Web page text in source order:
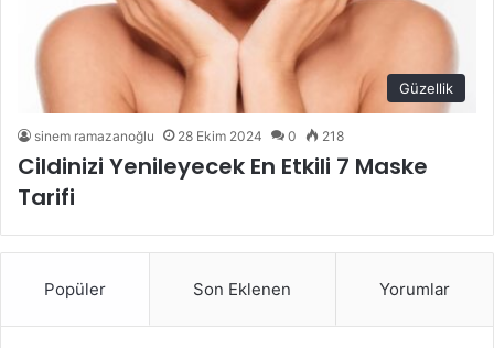
Güzellik
sinem ramazanoğlu 28 Ekim 2024 0 218
Cildinizi Yenileyecek En Etkili 7 Maske
Tarifi
Popüler Son Eklenen Yorumlar